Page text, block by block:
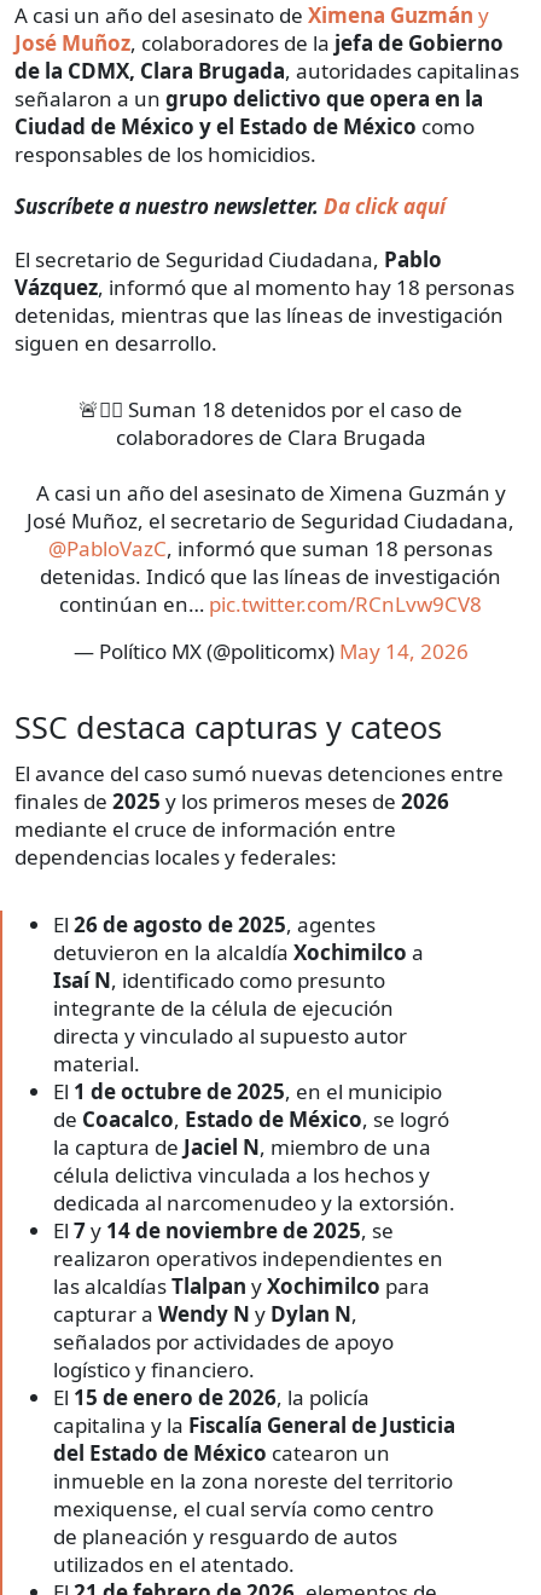
A casi un año del asesinato de Ximena Guzmán y
José Muñoz, colaboradores de la jefa de Gobierno
de la CDMX, Clara Brugada, autoridades capitalinas
señalaron a un grupo delictivo que opera en la
Ciudad de México y el Estado de México como
responsables de los homicidios.
Suscríbete a nuestro newsletter. Da click aquí
El secretario de Seguridad Ciudadana, Pablo
Vázquez, informó que al momento hay 18 personas
detenidas, mientras que las líneas de investigación
siguen en desarrollo.
🚨👮‍♂️ Suman 18 detenidos por el caso de
colaboradores de Clara Brugada
A casi un año del asesinato de Ximena Guzmán y
José Muñoz, el secretario de Seguridad Ciudadana,
@PabloVazC, informó que suman 18 personas
detenidas. Indicó que las líneas de investigación
continúan en… pic.twitter.com/RCnLvw9CV8
— Político MX (@politicomx) May 14, 2026
SSC destaca capturas y cateos
El avance del caso sumó nuevas detenciones entre
finales de 2025 y los primeros meses de 2026
mediante el cruce de información entre
dependencias locales y federales:
El 26 de agosto de 2025, agentes
detuvieron en la alcaldía Xochimilco a
Isaí N, identificado como presunto
integrante de la célula de ejecución
directa y vinculado al supuesto autor
material.
El 1 de octubre de 2025, en el municipio
de Coacalco, Estado de México, se logró
la captura de Jaciel N, miembro de una
célula delictiva vinculada a los hechos y
dedicada al narcomenudeo y la extorsión.
El 7y 14 de noviembre de 2025, se
realizaron operativos independientes en
las alcaldíasTlalpan yXochimilco para
capturar a Wendy N y Dylan N,
señalados por actividades de apoyo
logístico y financiero.
El 15 de enero de 2026, la policía
capitalina y la Fiscalía General de Justicia
del Estado de México catearon un
inmueble en la zona noreste del territorio
mexiquense, el cual servía como centro
de planeación y resguardo de autos
utilizados en el atentado.